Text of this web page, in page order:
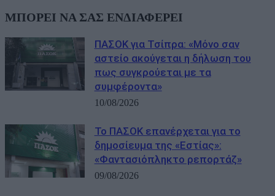
ΜΠΟΡΕΙ ΝΑ ΣΑΣ ΕΝΔΙΑΦΕΡΕΙ
ΠΑΣΟΚ για Τσίπρα: «Μόνο σαν
αστείο ακούγεται η δήλωση του
πως συγκρούεται με τα
συμφέροντα»
10/08/2026
Το ΠΑΣΟΚ επανέρχεται για το
δημοσίευμα της «Εστίας»:
«Φαντασιόπληκτο ρεπορτάζ»
09/08/2026